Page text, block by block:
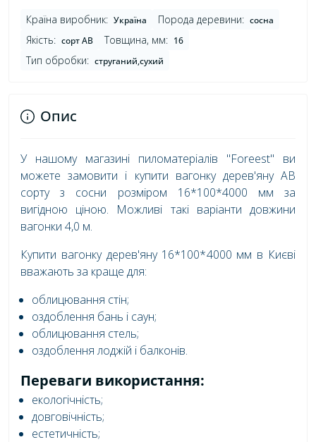
Країна виробник: Україна Порода деревини: сосна
Якість: сорт AB Товщина, мм: 16
Тип обробки: струганий,сухий
Опис
У нашому магазині пиломатеріалів "Foreest" ви
можете замовити і купити вагонку дерев'яну AB
сорту з сосни розміром 16*100*4000 мм за
вигідною ціною. Можливі такі варіанти довжини
вагонки 4,0 м.
Купити вагонку дерев'яну 16*100*4000 мм в Києві
вважають за краще для:
облицювання стін;
оздоблення бань і саун;
облицювання стель;
оздоблення лоджій і балконів.
Переваги використання:
екологічність;
довговічність;
естетичність;